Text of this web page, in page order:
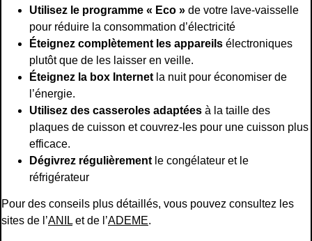
Utilisez le programme « Eco » de votre lave-vaisselle
pour réduire la consommation d’électricité
Éteignez complètement les appareils électroniques
plutôt que de les laisser en veille.
Éteignez la box Internet la nuit pour économiser de
l’énergie.
Utilisez des casseroles adaptées à la taille des
plaques de cuisson et couvrez-les pour une cuisson plus
efficace.
Dégivrez régulièrement le congélateur et le
réfrigérateur
Pour des conseils plus détaillés, vous pouvez consultez les
sites de l’ANIL et de l’ADEME.